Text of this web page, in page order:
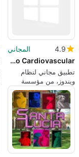
4.9
المجاني
Calculadora de Riesgo Cardiovascular
تطبيق مجاني لنظام
ويندوز، من مؤسسة
القلب.